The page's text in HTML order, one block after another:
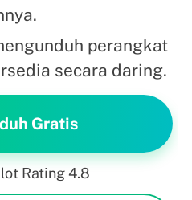
perangkat
secara daring.
Gratis
Rating 4.8